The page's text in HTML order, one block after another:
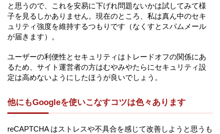
と思うので、これを安易に下げれ問題ないかは試してみて様
子を見るしかありません。現在のところ、私は真ん中のセキ
ュリティ強度を維持するつもりです（なくすとスパムメール
が届きます）。
ユーザーの利便性とセキュリティはトレードオフの関係にあ
るため、サイト運営者の方はむやみやたらにセキュリティ設
定は高めないようにしたほうが良いでしょう。
他にもGoogleを使いこなすコツは色々あります
reCAPTCHA はストレスや不具合を感じて改善しようと思うも